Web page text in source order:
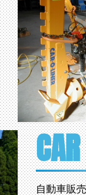
自動車販売